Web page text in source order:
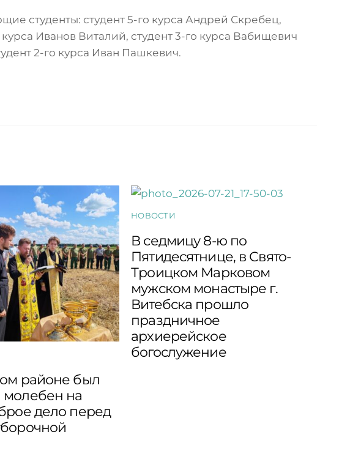
студенты: студент 5-го курса Андрей Скребец,
Иванов Виталий, студент 3-го курса Вабищевич
2-го курса Иван Пашкевич.
районе был
на
дело перед
НОВОСТИ
В седмицу 8-ю по
Пятидесятнице, в Свято-
Троицком Марковом
мужском монастыре г.
Витебска прошло
праздничное
архиерейское
богослужение